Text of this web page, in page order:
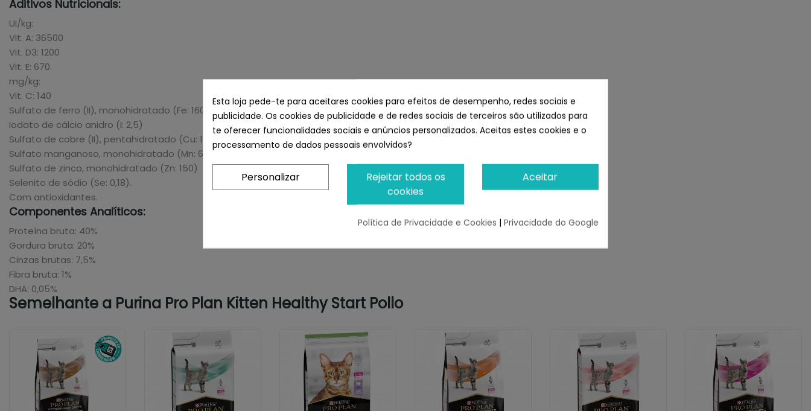
Aditivos Nutricionais:
UI/kg:
Vit. A: 36500
Vit. D3: 1200
Vit. E: 670.
mg/kg:
Vit. C: 140
Sulfato de ferro (II), monohidratado (Fe: 160)
Iodato de cálcio anidro (I: 2,5)
Sulfato de cobre (II), pentahidratado (Cu: 17)
Sulfato manganoso, monohidratado (Mn: 60)
Sulfato de zinco, monohidratado (Zn: 150)
Selenito de sódio (Se: 0,18).
Com antioxidantes.
Componentes Analíticos:
Proteína bruta: 40%
Gordura bruta: 20%
Cinzas brutas: 7,5%
Fibra bruta: 1%
DHA: 0,05%
Semelhante a Purina Pro Plan Kitten Healthy Start Pollo
Esta loja pede-te para aceitares cookies para efeitos de desempenho, redes sociais e
publicidade. Os cookies de publicidade e de redes sociais de terceiros são utilizados para
te oferecer funcionalidades sociais e anúncios personalizados. Aceitas estes cookies e o
processamento de dados pessoais envolvidos?
Aceitar
Rejeitar todos os
cookies
Personalizar
Política de Privacidade e Cookies | Privacidade do Google